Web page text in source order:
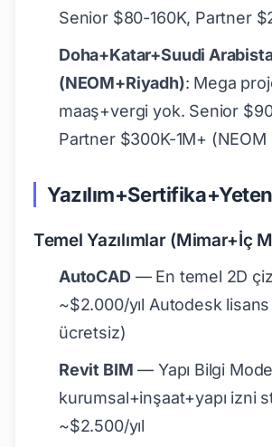
Senior $80-160K, Partner
Doha+Katar+Suudi
(NEOM+Riyadh): Mega
maaş+vergi yok. Senior
Partner $300K-1M+ (NEOM
Temel Yazılımlar (Mimar+İç
AutoCAD— En temel 2D
~$2.000/yıl Autodesk
ücretsiz)
Revit BIM — Yapı Bilgi
kurumsal+inşaat+yapı izni
~$2.500/yıl